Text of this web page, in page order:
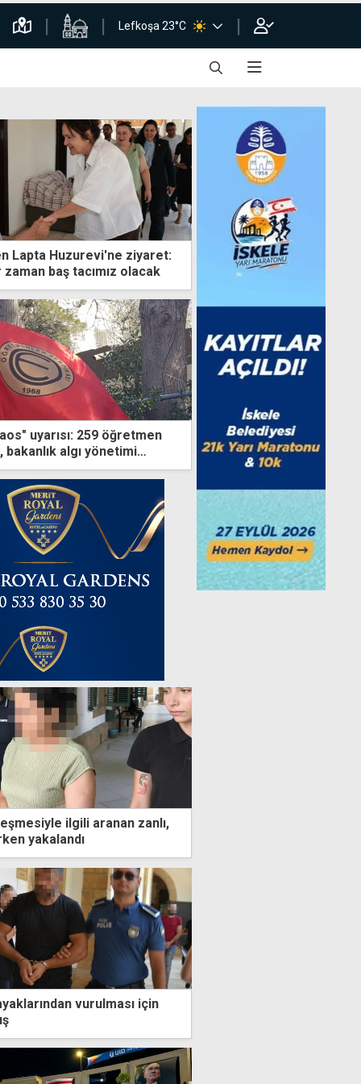
Lefkoşa 23°C
Lapta Huzurevi'ne ziyaret:
zaman baş tacımız olacak
uyarısı: 259 öğretmen
bakanlık algı yönetimi
ilgili aranan zanlı,
yakalandı
vurulması için